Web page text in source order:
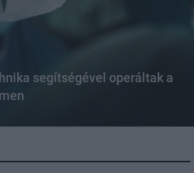
segítségével operáltak a